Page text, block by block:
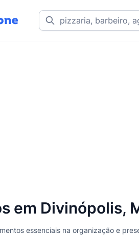
em Divinópolis,
essenciais na organização e